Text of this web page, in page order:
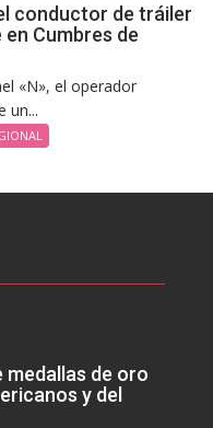
conductor de tráiler
Cumbres de
«N», el operador
un...
medallas de oro
y del